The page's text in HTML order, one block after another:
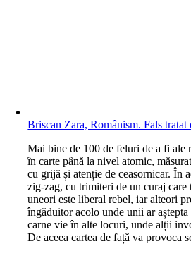
Briscan Zara, Românism. Fals tratat
Mai bine de 100 de feluri de a fi ale
în carte până la nivel atomic,
cu grijă și atenție de ceasornicar. În
zig-zag, cu trimiteri de un curaj care
uneori este liberal rebel, iar alteori
îngăduitor acolo unde unii ar
carne vie în alte locuri, unde alții
De aceea cartea de față va provoca